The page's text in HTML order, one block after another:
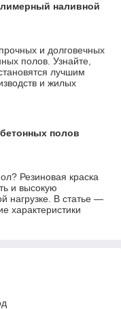
наливной
и долговечных
полов. Узнайте,
лучшим
и жилых
полов
Резиновая краска
и высокую
нагрузке. В статье —
характеристики